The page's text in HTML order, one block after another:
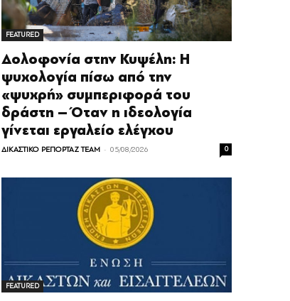
FEATURED
Δολοφονία στην Κυψέλη: Η
ψυχολογία πίσω από την
«ψυχρή» συμπεριφορά του
δράστη – Όταν η ιδεολογία
γίνεται εργαλείο ελέγχου
ΔΙΚΑΣΤΙΚΟ ΡΕΠΟΡΤΑΖ TEAM - 05/08/2026 0
FEATURED